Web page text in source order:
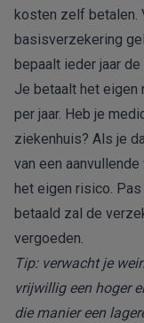
kosten zelf betalen.
basisverzekering
bepaalt ieder jaar
Je betaalt het eigen
per jaar. Heb je
ziekenhuis? Als je
van een
het eigen risico.
betaald zal de
vergoeden.
Tip: verwacht je
vrijwillig een hoger
die manier een